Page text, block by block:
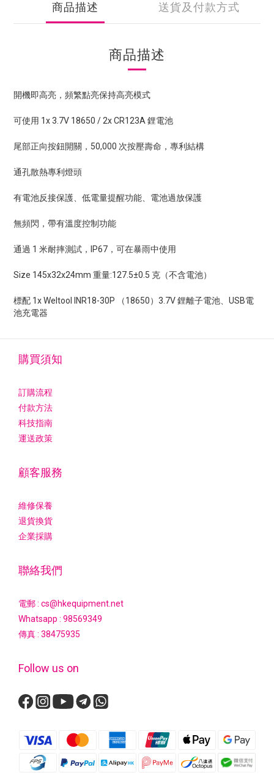
商品描述 送貨及付款方式
商品描述
開機即高亮，頻繁點亮保持高亮模式
可使用 1x 3.7V 18650 / 2x CR123A 鋰電池
尾部正向按鈕開關，50,000 次按壓壽命，專利結構
通孔散熱專利燈頭
有電池反接保護、低電量提醒功能、電池過放保護
無頻閃，帶有溫度控制功能
通過 1 米耐摔測試，IP67，可在暴雨中使用
Size 145x32x24mm 重量:127.5±0.5 克（不含電池）
標配 1x Weltool INR18-30P （18650）3.7V 鋰離子電池、USB電
池充電器
購買須知
訂購流程
付款方法
科技指南
運送政策
顧客服務
維修保養
退貨換貨
企業採購
聯絡我們
電郵 : cs@hkequipment.net
Whatsapp : 98569349
傳真 : 38475935
Follow us on